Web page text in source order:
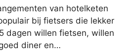
van hotelketen
bij fietsers die lekker
dagen willen fietsen, willen
diner en…